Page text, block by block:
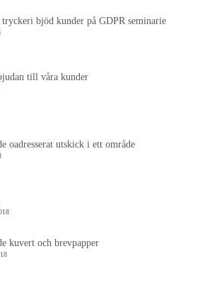
tryckeri bjöd kunder på GDPR seminarie
till våra kunder
oadresserat utskick i ett område
kuvert och brevpapper